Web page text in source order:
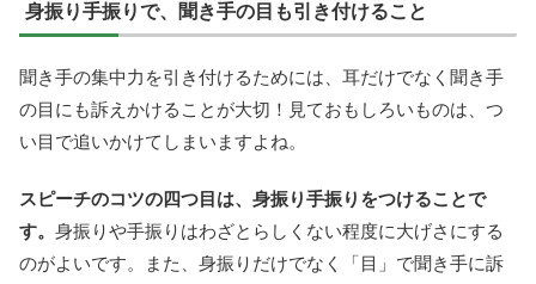
身振り手振りで、聞き手の目も引き付けること
聞き手の集中力を引き付けるためには、耳だけでなく聞き手
の目にも訴えかけることが大切！見ておもしろいものは、つ
い目で追いかけてしまいますよね。
スピーチのコツの四つ目は、身振り手振りをつけることで
す。 身振りや手振りはわざとらしくない程度に大げさにする
のがよいです。また、身振りだけでなく「目」で聞き手に訴